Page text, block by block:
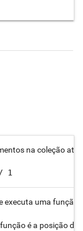
na coleção
1
executa uma
é a posição